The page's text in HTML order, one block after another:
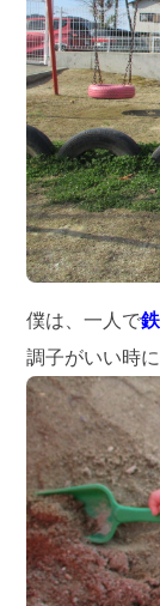
僕は、一人で
調子がいい時